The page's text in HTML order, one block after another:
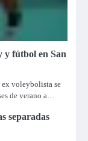
y fútbol en San
voleybolista se
de verano a…
separadas